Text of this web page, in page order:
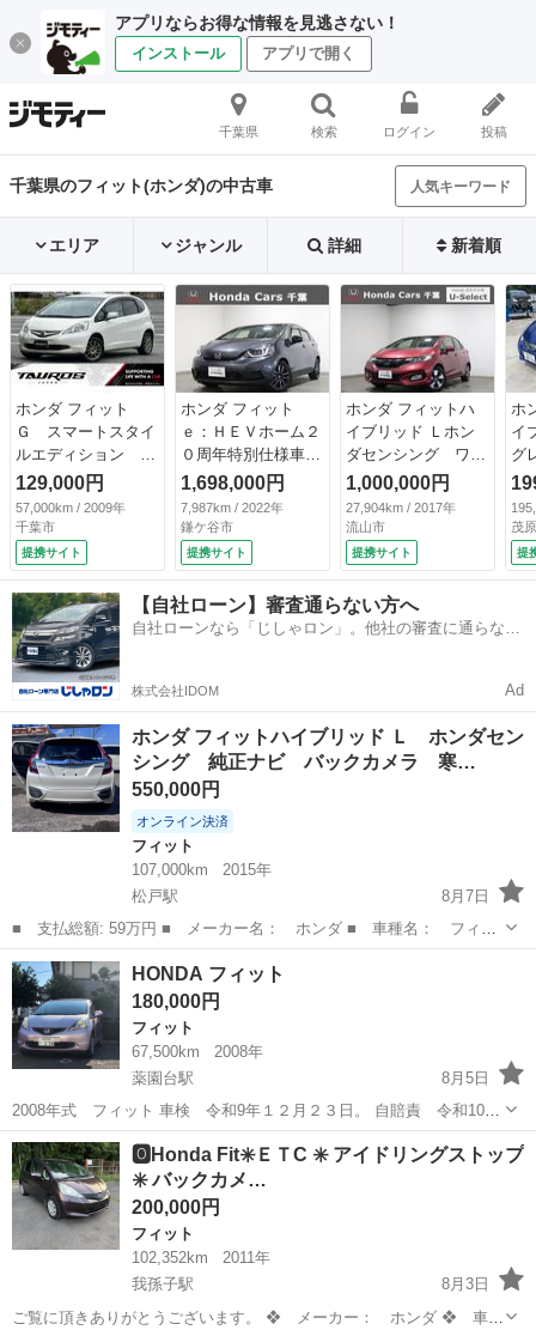
アプリならお得な情報を見逃さない！
インストール アプリで開く
千葉県 検索 ログイン 投稿
千葉県のフィット(ホンダ)の中古車 人気キーワード
エリア ジャンル 詳細 新着順
ホンダ フィット
Ｇ スマートスタイ
ルエディション ユ
ーザー買取車／クラ
リオン製ＨＤＤナビ
／ミュージックサー
バー／ＥＴＣ車載器
／フルフラット／キ
ーレスエントリー／
スマートキー／チッ
プアップシート／ド
アバイザー／電動格
納ミラー／パワーウ
ィンドウ （検8.11）
129,000円
57,000km / 2009年
千葉市
提携サイト
ホンダ フィット
ｅ：ＨＥＶホーム２
０周年特別仕様車カ
ーサ ワンオーナ
ー ナビ リヤカメ
ラ ＥＴＣ 運転支
援 前後障害物セン
サー シートヒー
タ フルセグ ＡＢ
Ｓ スマートキー
Ｂｌｕｅｔｏｏｔ
ートライト ＤＶ
ンビシート 禁煙
（検9.8）
1,698,000円
7,987km / 2022年
鎌ケ谷市
提携サイト
ホンダ フィットハ
イブリッド Ｌホン
ダセンシング ワン
オーナー／ナビ／Ｂ
ｌｕｅｔｏｏｔｈ／
バックカメラ／ＣＤ
再生ＤＶＤ再生／Ｅ
ＴＣ／電動格納ミラ
ー／ＬＥＤヘッドラ
イト／ＵＳＢ入力端
子／スマートキー／
（車検整備付）
1,000,000円
27,904km / 2017年
流山市
提携サイト
ホ
イ
グ
ッ
ト
ー
ト
グ
衝
Ｄ
茂
提
【自社ローン】審査通らない方へ
自社ローンなら「じしゃロン」。他社の審査に通らなか
株式会社IDOM Ad
ホンダ フィットハイブリッド Ｌ ホンダセン
シング 純正ナビ バックカメラ 寒…
550,000円
オンライン決済
フィット
107,000km
2015年
松戸駅
8月7日
■ 支払総額: 59万円 ■ メーカー名： ホンダ ■ 車種名： フィッ
トハイブリッド ■ グレード名：ＨＹＢＲＩＤ Ｌパッケージ ■ 排
気量： 1500cc ■ ドア枚数： 5D ■ ミッション： インパネAT
■ 店舗P...
千葉 松戸市 フィット
HONDA フィット
180,000円
フィット
67,500km
2008年
薬園台駅
8月5日
2008年式 フィット 車検 令和9年１２月２３日。 自賠責 令和10年
１月２４日 この車はホンダのディーラーが安く提供してたものを整備
士資格を持っているものが引き取り、それを私が購入したものとなり
ます。そのせいか私が...
千葉 船橋市
🅾️Honda Fit✳️ＥＴC ✳️ アイドリングストップ
✳️ バックカメ…
200,000円
フィット
102,352km
2011年
我孫子駅
8月3日
ご覧に頂きありがとうございます。 ❖ メーカー： ホンダ ❖ 車